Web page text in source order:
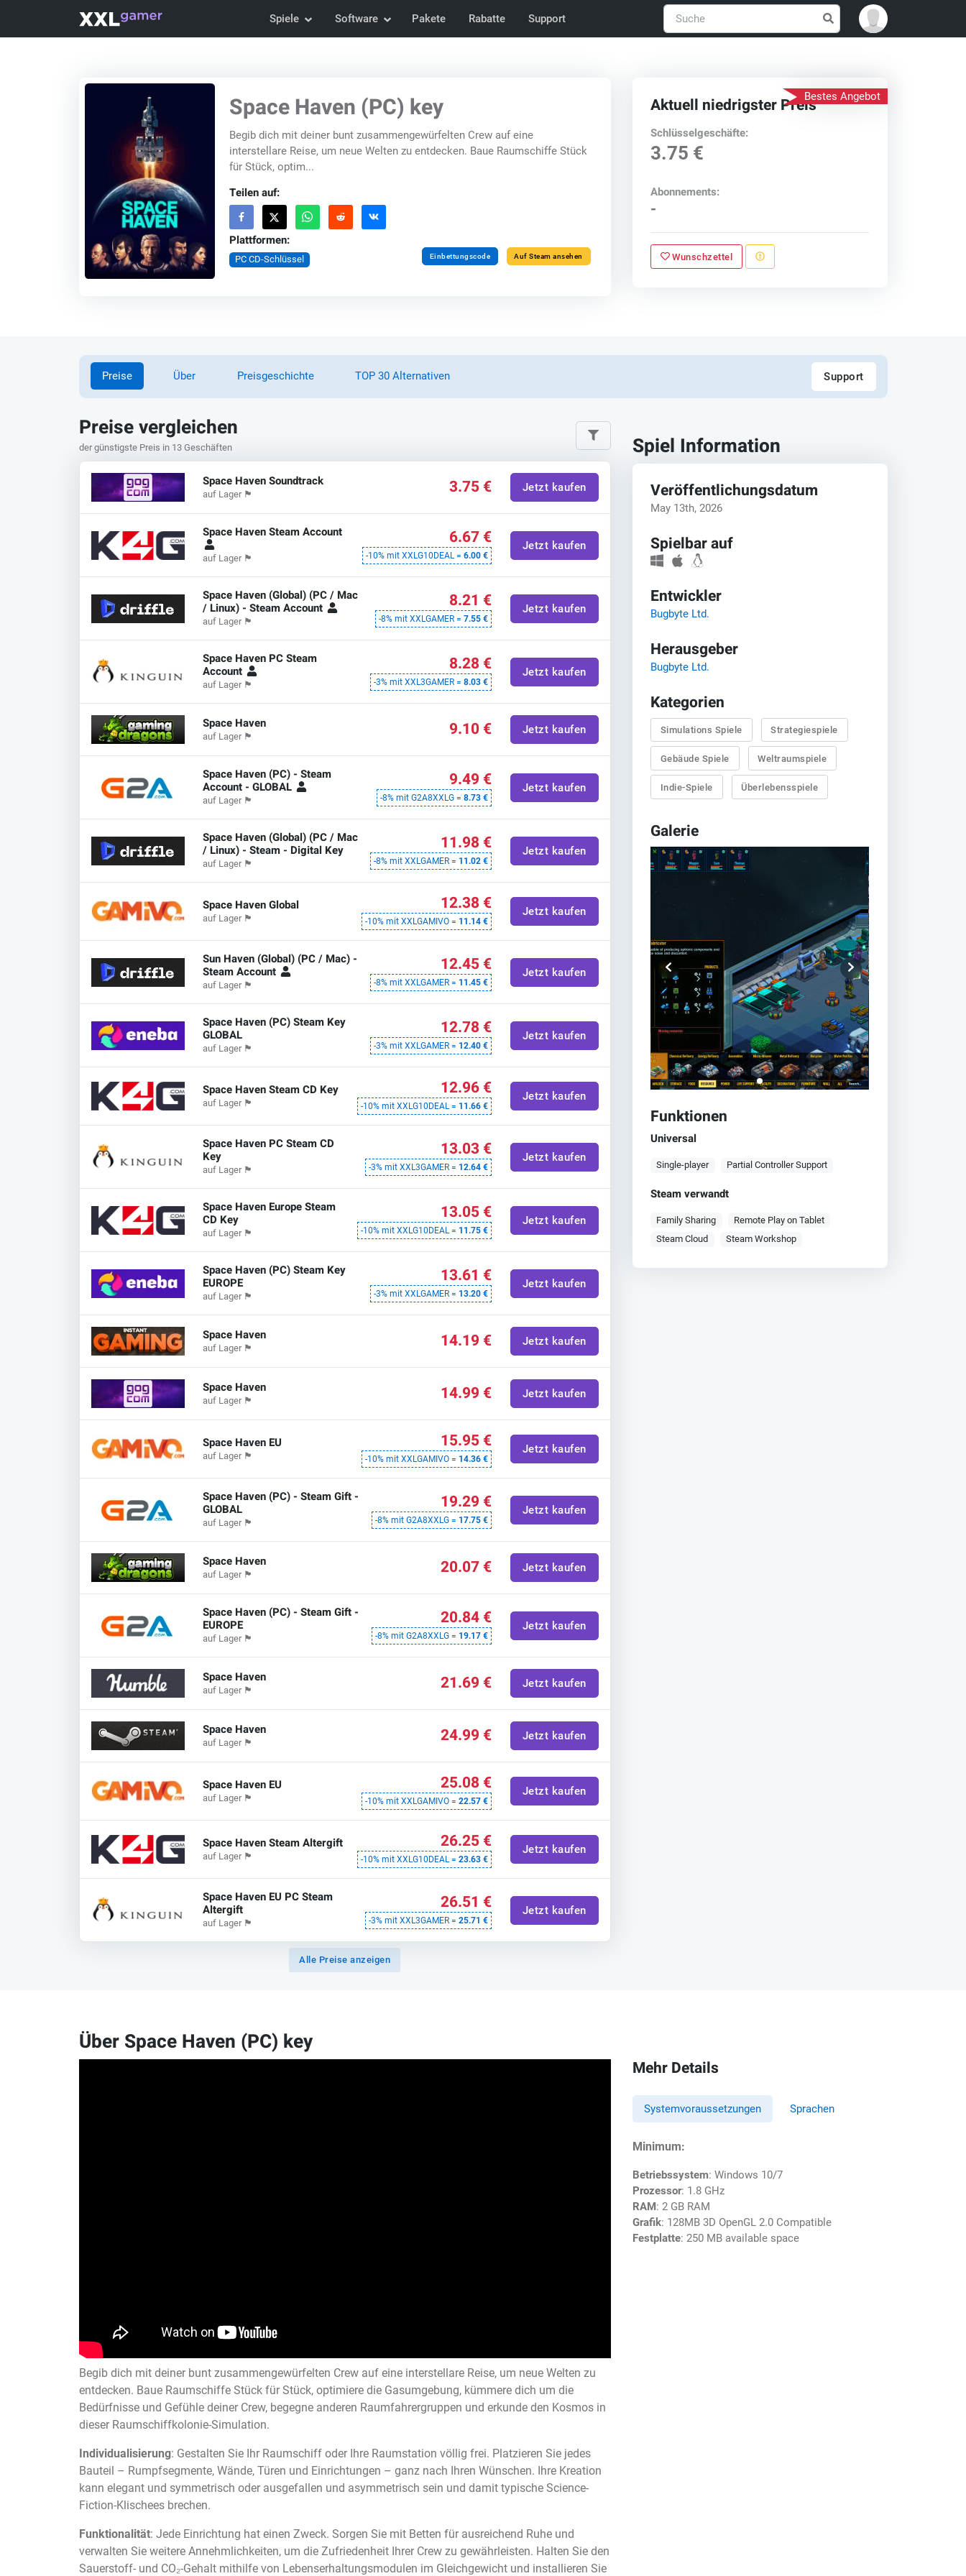
Spiele Software Pakete Rabatte Support
Space Haven (PC) key
Begib dich mit deiner bunt zusammengewürfelten Crew auf eine
interstellare Reise, um neue Welten zu entdecken. Baue Raumschiffe Stück
für Stück, optim...
Teilen auf:
Plattformen:
PC CD-Schlüssel Einbettungscode Auf Steam ansehen
Bestes Angebot
Aktuell niedrigster Preis
Schlüsselgeschäfte:
3.75 €
Abonnements:
-
Wunschzettel
Preise Über Preisgeschichte TOP 30 Alternativen Support
Preise vergleichen
der günstigste Preis in 13 Geschäften
Space Haven Soundtrack
auf Lager 🏴 3.75 € Jetzt kaufen
Space Haven Steam Account
auf Lager 🏴
6.67 €
-10% mit XXLG10DEAL = 6.00 €
Jetzt kaufen
Space Haven (Global) (PC / Mac
/ Linux) - Steam Account
auf Lager 🏴
8.21 €
-8% mit XXLGAMER = 7.55 €
Jetzt kaufen
Space Haven PC Steam
Account
auf Lager 🏴
8.28 €
-3% mit XXL3GAMER = 8.03 €
Jetzt kaufen
Space Haven
auf Lager 🏴 9.10 € Jetzt kaufen
Space Haven (PC) - Steam
Account - GLOBAL
auf Lager 🏴
9.49 €
-8% mit G2A8XXLG = 8.73 €
Jetzt kaufen
Space Haven (Global) (PC / Mac
/ Linux) - Steam - Digital Key
auf Lager 🏴
11.98 €
-8% mit XXLGAMER = 11.02 €
Jetzt kaufen
Space Haven Global
auf Lager 🏴
12.38 €
-10% mit XXLGAMIVO = 11.14 €
Jetzt kaufen
Sun Haven (Global) (PC / Mac) -
Steam Account
auf Lager 🏴
12.45 €
-8% mit XXLGAMER = 11.45 €
Jetzt kaufen
Space Haven (PC) Steam Key
GLOBAL
auf Lager 🏴
12.78 €
-3% mit XXLGAMER = 12.40 €
Jetzt kaufen
Space Haven Steam CD Key
auf Lager 🏴
12.96 €
-10% mit XXLG10DEAL = 11.66 €
Jetzt kaufen
Space Haven PC Steam CD
Key
auf Lager 🏴
13.03 €
-3% mit XXL3GAMER = 12.64 €
Jetzt kaufen
Space Haven Europe Steam
CD Key
auf Lager 🏴
13.05 €
-10% mit XXLG10DEAL = 11.75 €
Jetzt kaufen
Space Haven (PC) Steam Key
EUROPE
auf Lager 🏴
13.61 €
-3% mit XXLGAMER = 13.20 €
Jetzt kaufen
Space Haven
auf Lager 🏴 14.19 € Jetzt kaufen
Space Haven
auf Lager 🏴 14.99 € Jetzt kaufen
Space Haven EU
auf Lager 🏴
15.95 €
-10% mit XXLGAMIVO = 14.36 €
Jetzt kaufen
Space Haven (PC) - Steam Gift -
GLOBAL
auf Lager 🏴
19.29 €
-8% mit G2A8XXLG = 17.75 €
Jetzt kaufen
Space Haven
auf Lager 🏴 20.07 € Jetzt kaufen
Space Haven (PC) - Steam Gift -
EUROPE
auf Lager 🏴
20.84 €
-8% mit G2A8XXLG = 19.17 €
Jetzt kaufen
Space Haven
auf Lager 🏴 21.69 € Jetzt kaufen
Space Haven
auf Lager 🏴 24.99 € Jetzt kaufen
Space Haven EU
auf Lager 🏴
25.08 €
-10% mit XXLGAMIVO = 22.57 €
Jetzt kaufen
Space Haven Steam Altergift
auf Lager 🏴
26.25 €
-10% mit XXLG10DEAL = 23.63 €
Jetzt kaufen
Space Haven EU PC Steam
Altergift
auf Lager 🏴
26.51 €
-3% mit XXL3GAMER = 25.71 €
Jetzt kaufen
Alle Preise anzeigen
Spiel Information
Veröffentlichungsdatum
May 13th, 2026
Spielbar auf
Entwickler
Bugbyte Ltd.
Herausgeber
Bugbyte Ltd.
Kategorien
Simulations Spiele Strategiespiele
Gebäude Spiele Weltraumspiele
Indie-Spiele Überlebensspiele
Galerie
Funktionen
Universal
Single-player Partial Controller Support
Steam verwandt
Family Sharing
Remote Play on Tablet
Steam Cloud
Steam Workshop
Über Space Haven (PC) key
Begib dich mit deiner bunt zusammengewürfelten Crew auf eine interstellare Reise, um neue Welten zu
entdecken. Baue Raumschiffe Stück für Stück, optimiere die Gasumgebung, kümmere dich um die
Bedürfnisse und Gefühle deiner Crew, begegne anderen Raumfahrergruppen und erkunde den Kosmos in
dieser Raumschiffkolonie-Simulation.
Individualisierung: Gestalten Sie Ihr Raumschiff oder Ihre Raumstation völlig frei. Platzieren Sie jedes
Bauteil – Rumpfsegmente, Wände, Türen und Einrichtungen – ganz nach Ihren Wünschen. Ihre Kreation
kann elegant und symmetrisch oder ausgefallen und asymmetrisch sein und damit typische Science-
Fiction-Klischees brechen.
Funktionalität: Jede Einrichtung hat einen Zweck. Sorgen Sie mit Betten für ausreichend Ruhe und
verwalten Sie weitere Annehmlichkeiten, um die Zufriedenheit Ihrer Crew zu gewährleisten. Halten Sie den
Sauerstoff- und CO₂-Gehalt mithilfe von Lebenserhaltungsmodulen im Gleichgewicht und installieren Sie
Mehr Details
Systemvoraussetzungen Sprachen
Minimum:
Betriebssystem: Windows 10/7
Prozessor: 1.8 GHz
RAM : 2 GB RAM
Grafik: 128MB 3D OpenGL 2.0 Compatible
Festplatte: 250 MB available space